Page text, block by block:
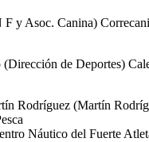
y Asoc. Canina)
de Deportes)
Rodríguez (Martín
Náutico del Fuerte